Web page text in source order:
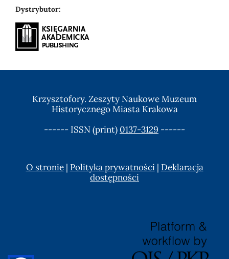
Dystrybutor:
Krzysztofory. Zeszyty Naukowe Muzeum
Historycznego Miasta Krakowa
------ ISSN (print) 0137-3129 ------
O stronie| Polityka prywatności| Deklaracja
dostępności